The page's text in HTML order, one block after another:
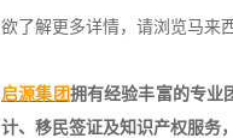
欲了解更多详情，请浏览马来
启源集团拥有经验丰富的专业
计、移民签证及知识产权服务